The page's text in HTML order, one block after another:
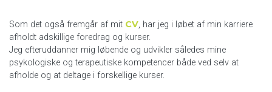
Som det også fremgår af mit CV, har jeg i løbet af min karriere
afholdt adskillige foredrag og kurser.
Jeg efteruddanner mig løbende og udvikler således mine
psykologiske og terapeutiske kompetencer både ved selv at
afholde og at deltage i forskellige kurser.